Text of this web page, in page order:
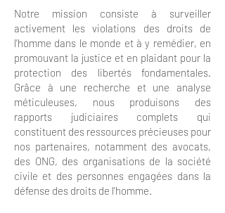
Notre mission consiste à surveiller
activement les violations des droits de
l'homme dans le monde et à y remédier, en
promouvant la justice et en plaidant pour la
protection des libertés fondamentales.
Grâce à une recherche et une analyse
méticuleuses, nous produisons des
rapports judiciaires complets qui
constituent des ressources précieuses pour
nos partenaires, notamment des avocats,
des ONG, des organisations de la société
civile et des personnes engagées dans la
défense des droits de l'homme.